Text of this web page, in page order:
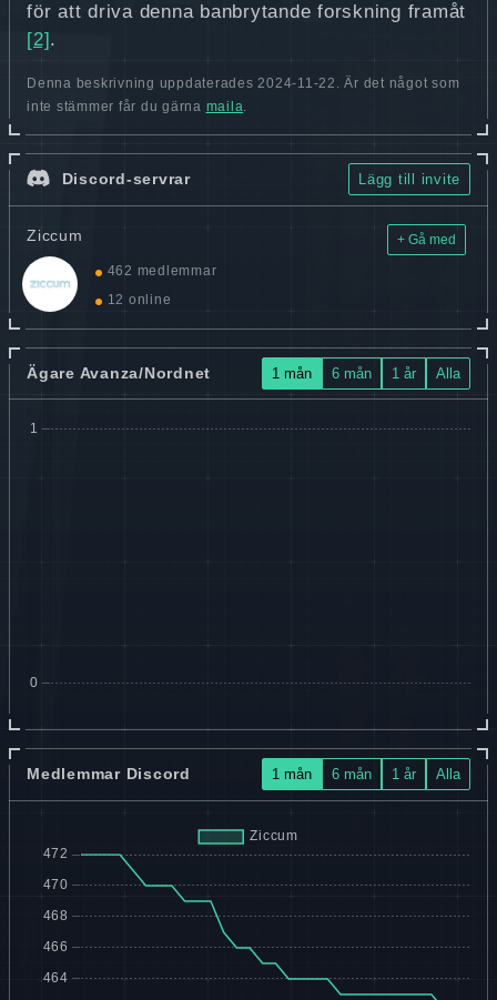
för att driva denna banbrytande forskning framåt
[2] .
Denna beskrivning uppdaterades 2024-11-22. Är det något som
inte stämmer får du gärna maila.
Discord-servrar Lägg till invite
Ziccum
462 medlemmar
12 online
+ Gå med
Ägare Avanza/Nordnet 1 mån 6 mån 1 år Alla
Medlemmar Discord 1 mån 6 mån 1 år Alla